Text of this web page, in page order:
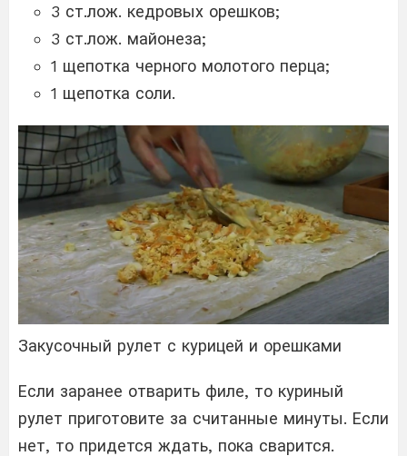
3 ст.лож. кедровых орешков;
3 ст.лож. майонеза;
1 щепотка черного молотого перца;
1 щепотка соли.
Закусочный рулет с курицей и орешками
Если заранее отварить филе, то куриный
рулет приготовите за считанные минуты. Если
нет, то придется ждать, пока сварится.